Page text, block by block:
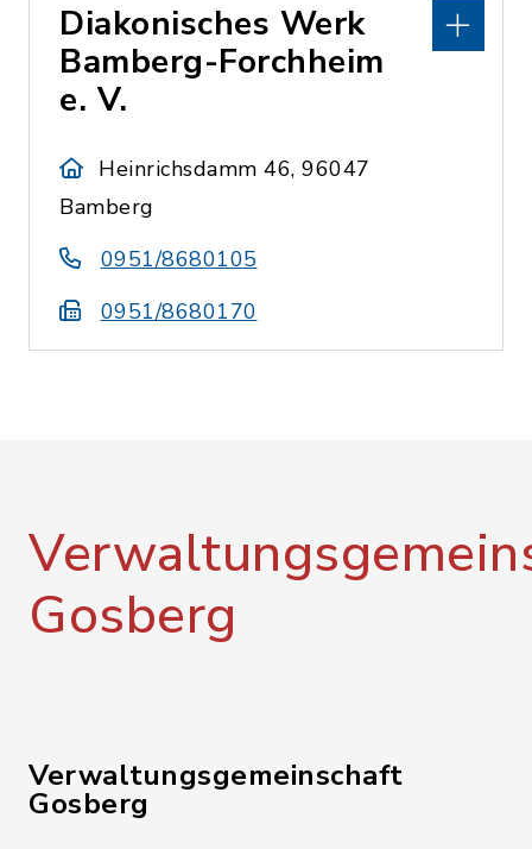
Diakonisches Werk
Bamberg-Forchheim
e. V.
Heinrichsdamm 46, 96047
Bamberg
0951/8680105
0951/8680170
Gosberg
Verwaltungsgemeinschaft
Gosberg